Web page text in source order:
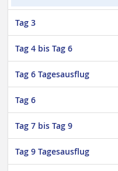
Tag 3
Tag 4 bis Tag 6
Tag 6 Tagesausflug
Tag 6
Tag 7 bis Tag 9
Tag 9 Tagesausflug